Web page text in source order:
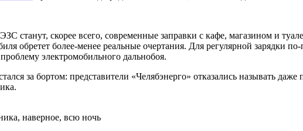
станут, скорее всего, современные заправки с кафе, магазином и
обретет более-менее реальные очертания. Для регулярной зарядки
электромобильного дальнобоя.
за бортом: представители «Челябэнерго» отказались называть
наверное, всю ночь